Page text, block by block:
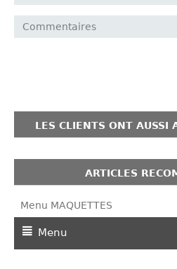
Commentaires
LES CLIENTS ONT AUSSI
ARTICLES
Menu MAQUETTES
Menu